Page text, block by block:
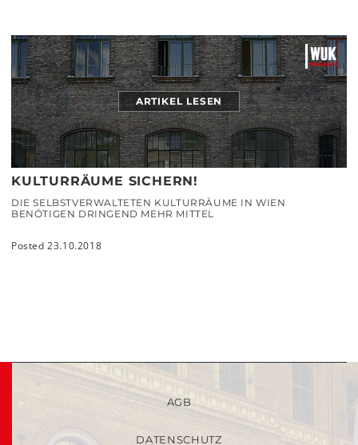
ARTIKEL LESEN
KULTURRÄUME SICHERN!
DIE SELBSTVERWALTETEN KULTURRÄUME IN WIEN
BENÖTIGEN DRINGEND MEHR MITTEL
Posted 23.10.2018
AGB
DATENSCHUTZ